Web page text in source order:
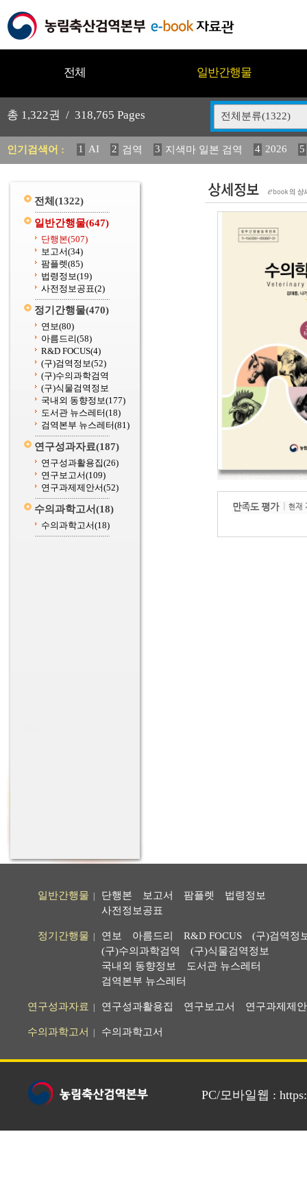
전체 일반간행물
총 1,322권 / 318,765 Pages 전체분류(1322)
인기검색어 : 1 AI 2 검역 3 지색마 일본 검역 4 2026 5
전체 (1322)
일반간행물(647)
단행본(507)
보고서(34)
팜플렛(85)
법령정보(19)
사전정보공표(2)
정기간행물(470)
연보(80)
아름드리(58)
R&D FOCUS(4)
(구)검역정보(52)
(구)수의과학검역
(구)식물검역정보
국내외 동향정보(177)
도서관 뉴스레터(18)
검역본부 뉴스레터(81)
연구성과자료(187)
연구성과활용집(26)
연구보고서(109)
연구과제제안서(52)
수의과학고서(18)
수의과학고서(18)
일반간행물 단행본 보고서 팜플렛
법령정보
사전정보공표
정기간행물 연보 아름드리 R&D FOCUS
(구)검역정
(구)수의과학검역
(구)식물검역정보
국내외 동향정보
도서관 뉴스레터
검역본부 뉴스레터
연구성과자료 연구성과활용집 연구보고서 연구과제제
수의과학고서 수의과학고서
PC/모바일웹 :